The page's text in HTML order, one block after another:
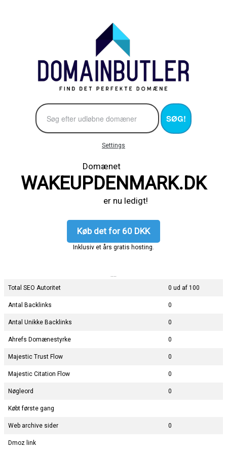
SØG!
Settings
Domænet
WAKEUPDENMARK.DK
er nu ledigt!
Køb det for 60 DKK
Inklusiv et års gratis hosting.
....
Total SEO Autoritet
0 ud af 100
Antal Backlinks 0
Antal Unikke Backlinks 0
Ahrefs Domænestyrke 0
Majestic Trust Flow 0
Majestic Citation Flow 0
Nøgleord 0
Købt første gang
Web archive sider 0
Dmoz link